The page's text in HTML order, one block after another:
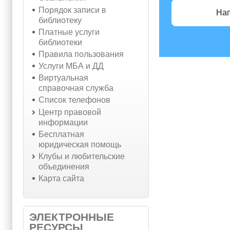
Порядок записи в
библиотеку
Платные услуги
библиотеки
Правила пользования
Услуги МБА и ДД
Виртуальная
справочная служба
Список телефонов
Центр правовой
информации
Бесплатная
юридическая помощь
Клубы и любительские
объединения
Карта сайта
ЭЛЕКТРОННЫЕ
РЕСУРСЫ